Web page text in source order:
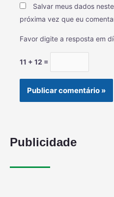
Salvar meus dados
próxima vez que eu
Favor digite a resposta em
11 + 12 =
Publicidade